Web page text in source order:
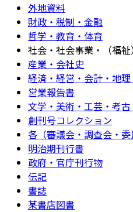
外地資料
財政・税制・金融
哲学・教育・体育
社会・社会事業・（福
産業・会社史
経済・経営・会計・地
営業報告書
文学・美術・工芸・考
創刊号コレクション
各（審議会・調査会・
明治期刊行書
政府・官庁刊行物
伝記
書誌
某書店図書